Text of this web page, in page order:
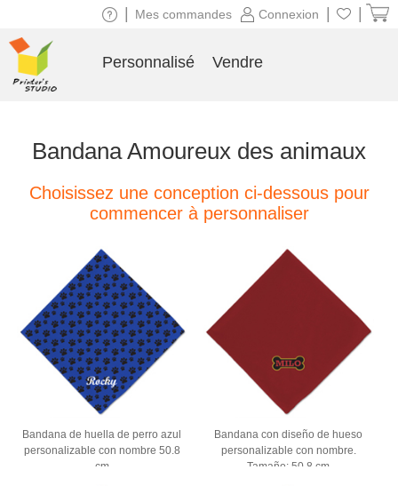
Bandana Amoureux des animaux
Choisissez une conception ci-dessous pour
commencer à personnaliser
Bandana de huella de perro azul
personalizable con nombre 50.8
cm
Bandana con diseño de hueso
personalizable con nombre.
Tamaño: 50.8 cm
Connexion
Mes commandes
Personnalisé Vendre